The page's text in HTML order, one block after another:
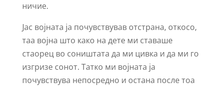
ничие.
Јас војната ја почувствував отстрана, откосо,
таа војна што како на дете ми ставаше
стаорец во соништата да ми цивка и да ми го
изгризе сонот. Татко ми војната ја
почувствува непосредно и остана после тоа